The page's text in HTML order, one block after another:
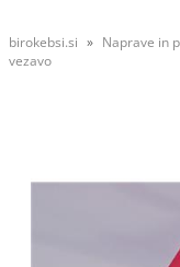
birokebsi.si
Naprave in
vezavo